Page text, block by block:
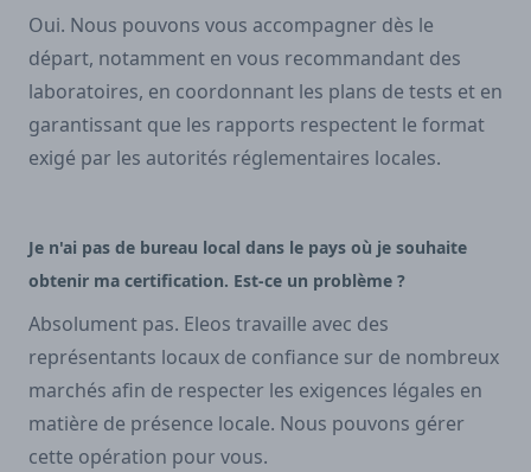
Oui. Nous pouvons vous accompagner dès le
départ, notamment en vous recommandant des
laboratoires, en coordonnant les plans de tests et en
garantissant que les rapports respectent le format
exigé par les autorités réglementaires locales.
Je n'ai pas de bureau local dans le pays où je souhaite
obtenir ma certification. Est-ce un problème ?
Absolument pas. Eleos travaille avec des
représentants locaux de confiance sur de nombreux
marchés afin de respecter les exigences légales en
matière de présence locale. Nous pouvons gérer
cette opération pour vous.